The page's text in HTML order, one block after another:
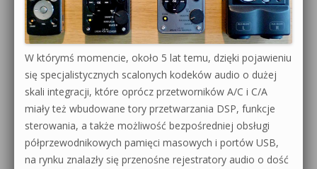
Działanie sklepu internetowego
Wyszukiwanie
W którymś momencie, około 5 lat temu, dzięki pojawieniu
się specjalistycznych scalonych kodeków audio o dużej
skali integracji, które oprócz przetworników A/C i C/A
miały też wbudowane tory przetwarzania DSP, funkcje
sterowania, a także możliwość bezpośredniej obsługi
półprzewodnikowych pamięci masowych i portów USB,
na rynku znalazły się przenośne rejestratory audio o dość